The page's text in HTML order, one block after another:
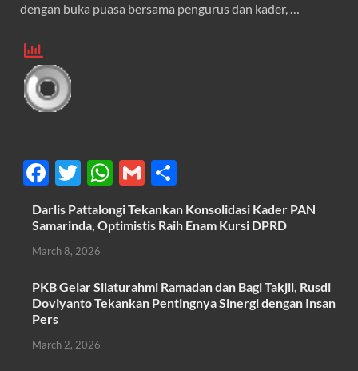
dengan buka puasa bersama pengurus dan kader, …
F
ac
e
b
o
o
k
T
w
itt
er
W
h
at
A
p
G
m
ail
h
ar
Darlis Pattalongi Tekankan Konsolidasi Kader PAN
Samarinda, Optimistis Raih Enam Kursi DPRD
March 8, 2026
PKB Gelar Silaturahmi Ramadan dan Bagi Takjil, Rusdi
Doviyanto Tekankan Pentingnya Sinergi dengan Insan
Pers
March 2, 2026